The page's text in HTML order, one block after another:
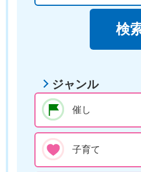
ジャンル
催し
子育て